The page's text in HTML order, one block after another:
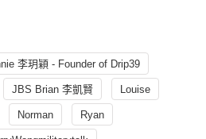
李玥穎 - Founder of Drip39
JBS Brian 李凱賢 Louise
Norman Ryan